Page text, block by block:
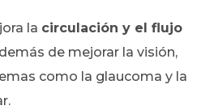
la circulación y el flujo
de mejorar la visión,
como la glaucoma y la